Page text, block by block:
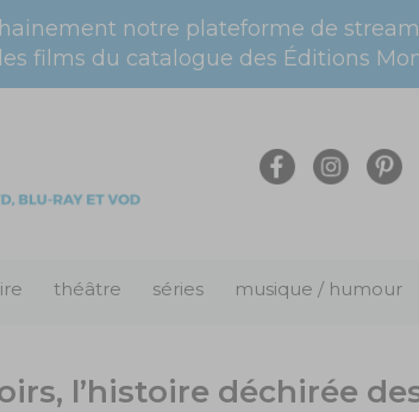
notre plateforme de
films du catalogue des Éditions
théâtre séries musique / humour
l’histoire déchirée